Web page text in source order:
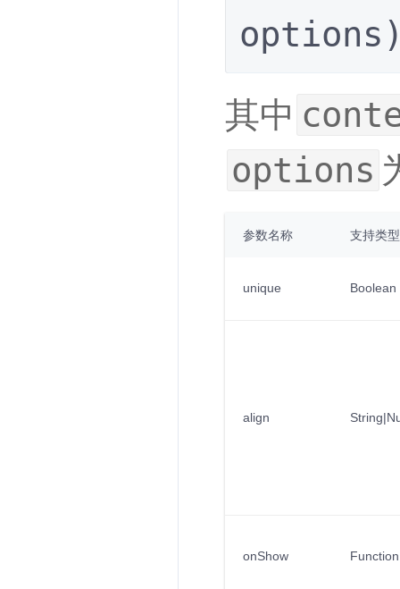
其中
options
参数名称 支持类型
unique Boolean
align
onShow Function